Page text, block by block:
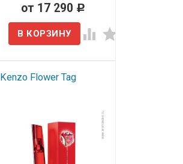
от 17 290 Р
Kenzo Flower Tag